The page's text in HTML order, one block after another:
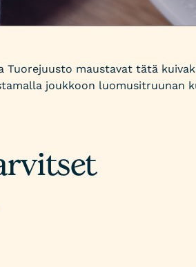
Tuorejuusto maustavat tätä
joukkoon luomusitruunan